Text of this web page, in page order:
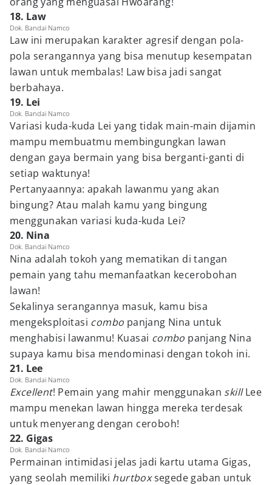
18. Law
Dok. Bandai Namco
Law ini merupakan karakter agresif dengan pola-
pola serangannya yang bisa menutup kesempatan
lawan untuk membalas! Law bisa jadi sangat
berbahaya.
19. Lei
Dok. Bandai Namco
Variasi kuda-kuda Lei yang tidak main-main dijamin
mampu membuatmu membingungkan lawan
dengan gaya bermain yang bisa berganti-ganti di
setiap waktunya!
Pertanyaannya: apakah lawanmu yang akan
bingung? Atau malah kamu yang bingung
menggunakan variasi kuda-kuda Lei?
20. Nina
Dok. Bandai Namco
Nina adalah tokoh yang mematikan di tangan
pemain yang tahu memanfaatkan kecerobohan
lawan!
Sekalinya serangannya masuk, kamu bisa
mengeksploitasi combo panjang Nina untuk
menghabisi lawanmu! Kuasai combo panjang Nina
supaya kamu bisa mendominasi dengan tokoh ini.
21. Lee
Dok. Bandai Namco
Excellent! Pemain yang mahir menggunakan skillLee
mampu menekan lawan hingga mereka terdesak
untuk menyerang dengan ceroboh!
22. Gigas
Dok. Bandai Namco
Permainan intimidasi jelas jadi kartu utama Gigas,
yang seolah memiliki hurtboxsegede gaban untuk